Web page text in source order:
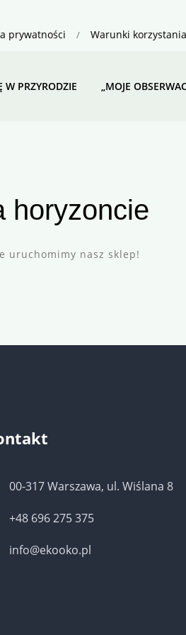
prywatności
Warunki korzystania
W PRZYRODZIE „MOJE
horyzoncie
uruchomimy nasz sklep!
00-317 Warszawa, ul. Wiślana 8
+48 696 275 375
info@ekooko.pl